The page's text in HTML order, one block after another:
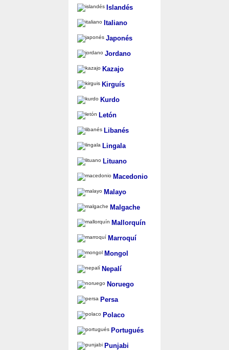
Islandés
Italiano
Japonés
Jordano
Kazajo
Kirguís
Kurdo
Letón
Libanés
Lingala
Lituano
Macedonio
Malayo
Malgache
Mallorquín
Marroquí
Mongol
Nepalí
Noruego
Persa
Polaco
Portugués
Punjabi